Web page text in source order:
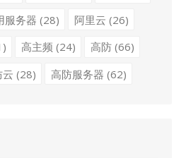
服务器 (28) 阿里云 (26)
高主频 (24) 高防(66)
(28) 高防服务器 (62)